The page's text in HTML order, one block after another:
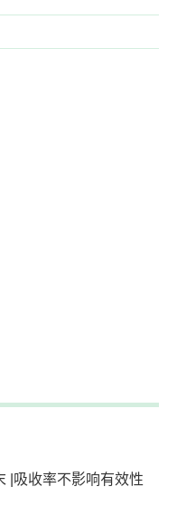
|吸收率不影响有效性